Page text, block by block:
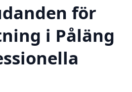
för
i Påläng